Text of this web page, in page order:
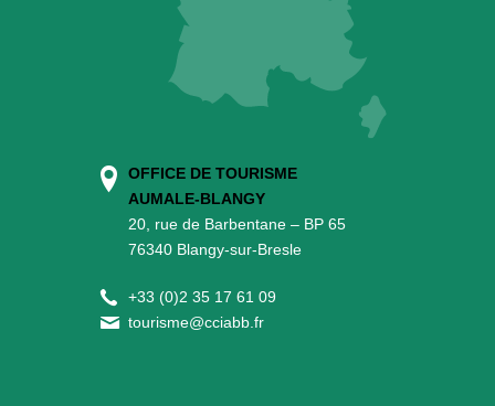
OFFICE DE TOURISME
AUMALE-BLANGY
20, rue de Barbentane – BP 65
76340 Blangy-sur-Bresle
+33 (0)2 35 17 61 09
tourisme@cciabb.fr